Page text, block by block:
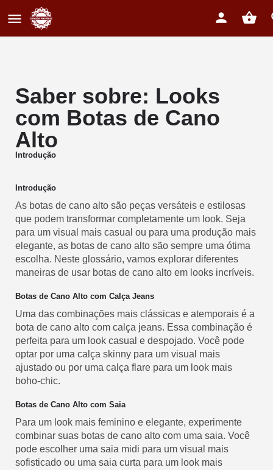
Saber sobre: Looks
com Botas de Cano
Alto
Introdução
Introdução
As botas de cano alto são peças versáteis e estilosas
que podem transformar completamente um look. Seja
para um visual mais casual ou para uma produção mais
elegante, as botas de cano alto são sempre uma ótima
escolha. Neste glossário, vamos explorar diferentes
maneiras de usar botas de cano alto em looks incríveis.
Botas de Cano Alto com Calça Jeans
Uma das combinações mais clássicas e atemporais é a
bota de cano alto com calça jeans. Essa combinação é
perfeita para um look casual e despojado. Você pode
optar por uma calça skinny para um visual mais
ajustado ou por uma calça flare para um look mais
boho-chic.
Botas de Cano Alto com Saia
Para um look mais feminino e elegante, experimente
combinar suas botas de cano alto com uma saia. Você
pode escolher uma saia midi para um visual mais
sofisticado ou uma saia curta para um look mais